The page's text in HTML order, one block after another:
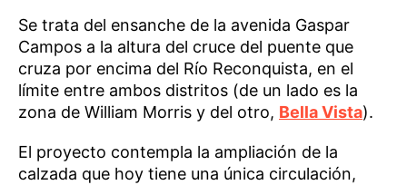
Se trata del ensanche de la avenida Gaspar
Campos a la altura del cruce del puente que
cruza por encima del Río Reconquista, en el
límite entre ambos distritos (de un lado es la
zona de William Morris y del otro, Bella Vista).
El proyecto contempla la ampliación de la
calzada que hoy tiene una única circulación,